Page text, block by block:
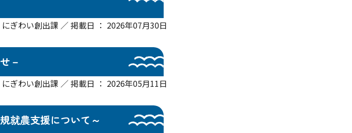
ぎわい創出課 ／ 掲載日 ： 2026年07月30日
－
ぎわい創出課 ／ 掲載日 ： 2026年05月11日
就農支援について～